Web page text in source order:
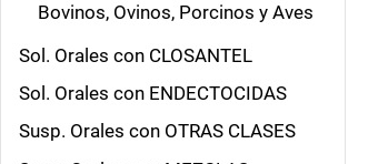
Bovinos, Ovinos, Porcinos y Aves
Sol. Orales con CLOSANTEL
Sol. Orales con ENDECTOCIDAS
Susp. Orales con OTRAS CLASES